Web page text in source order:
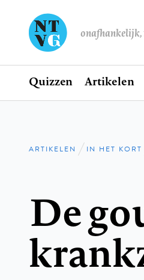
Hoofdnavigatie
Home
Quizzen Artikelen
Kruimelpad
ARTIKELEN IN HET KORT
De